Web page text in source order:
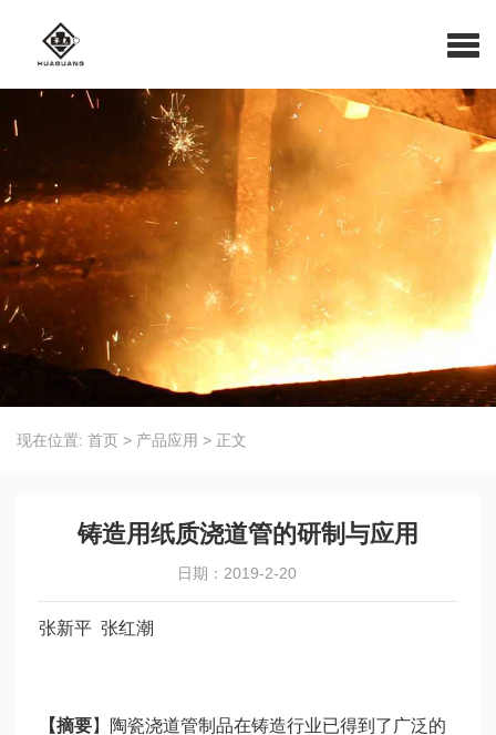
现在位置: 首页 > 产品应用 > 正文
铸造用纸质浇道管的研制与应用
日期：2019-2-20
张新平 张红潮
【摘要】陶瓷浇道管制品在铸造行业已得到了广泛的